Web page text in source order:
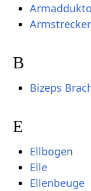
Armstrecker
B
Bizeps
E
Ellbogen
Elle
Ellenbeuge